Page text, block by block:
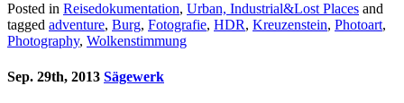
Posted in Reisedokumentation, Urban, Industrial&Lost Places and
tagged adventure, Burg, Fotografie, HDR, Kreuzenstein, Photoart,
Photography, Wolkenstimmung
Sep. 29th, 2013 Sägewerk